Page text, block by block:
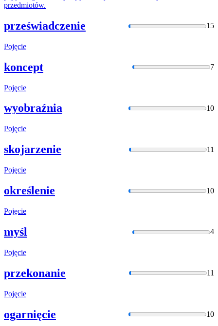
przedmiotów.
przeświadczenie 15
Pojęcie
koncept 7
Pojęcie
wyobraźnia 10
Pojęcie
skojarzenie 11
Pojęcie
określenie 10
Pojęcie
myśl 4
Pojęcie
przekonanie 11
Pojęcie
ogarnięcie 10